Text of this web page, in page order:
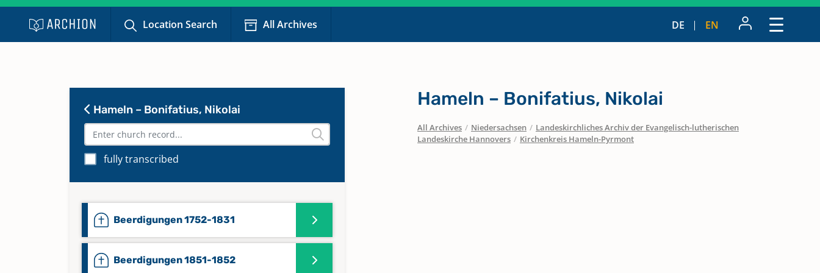
Location Search All Archives DE EN
Hameln – Bonifatius, Nikolai
fully transcribed
Beerdigungen 1752-1831
Beerdigungen 1851-1852
Hameln – Bonifatius, Nikolai
All Archives / Niedersachsen / Landeskirchliches Archiv der Evangelisch-lutherischen
Landeskirche Hannovers / Kirchenkreis Hameln-Pyrmont